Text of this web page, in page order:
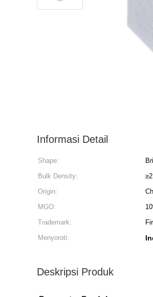
Informasi Detail
Shape:
Bulk Density:
Origin:
MGO:
Trademark:
Menyoroti:
Deskripsi Produk